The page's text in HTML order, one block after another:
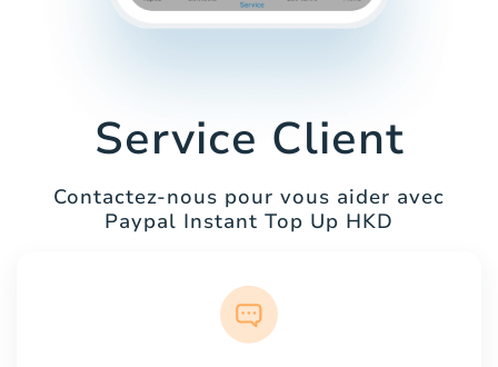
Service Client
Contactez-nous pour vous aider avec
Paypal Instant Top Up HKD